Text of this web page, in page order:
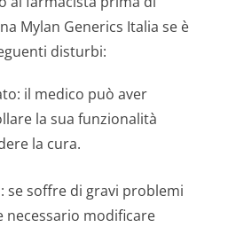
Mylan Generics Italia se è
disturbi:
il medico può aver
la sua funzionalità
la cura.
se soffre di gravi problemi
necessario modificare